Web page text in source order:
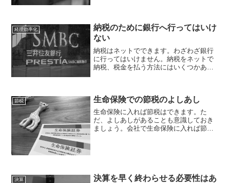
す。しかしながら、電話を受け...
経理効率化
納税のために銀行へ行ってはいけ
ない
納税はネットでできます。わざわざ銀行
に行ってはいけません。納税をネットで
納税、税金を払う方法にはいくつかあり
す。あらゆる税金を払えます。た...
節税 生命保険での節税のよしあし
生命保険に入れば節税はできます。た
だ、よしあしがあることも意識しておき
ましょう。会社で生命保険に入れば節税
決算
決算を早く終わらせる必要性はあ